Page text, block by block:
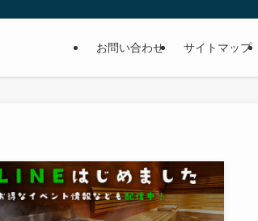
お問い合わせ サイトマップ